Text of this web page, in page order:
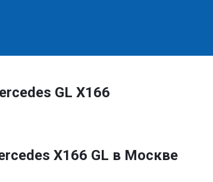
GL X166
X166 GL в Москве